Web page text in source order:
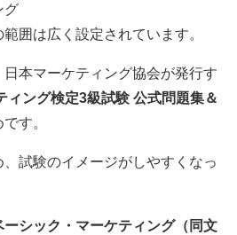
グ
囲は広く設定されています。
日本マーケティング協会が発行す
ィング検定3級試験 公式問題集＆
す。
試験のイメージがしやすくなっ
ーシック・マーケティング（同文